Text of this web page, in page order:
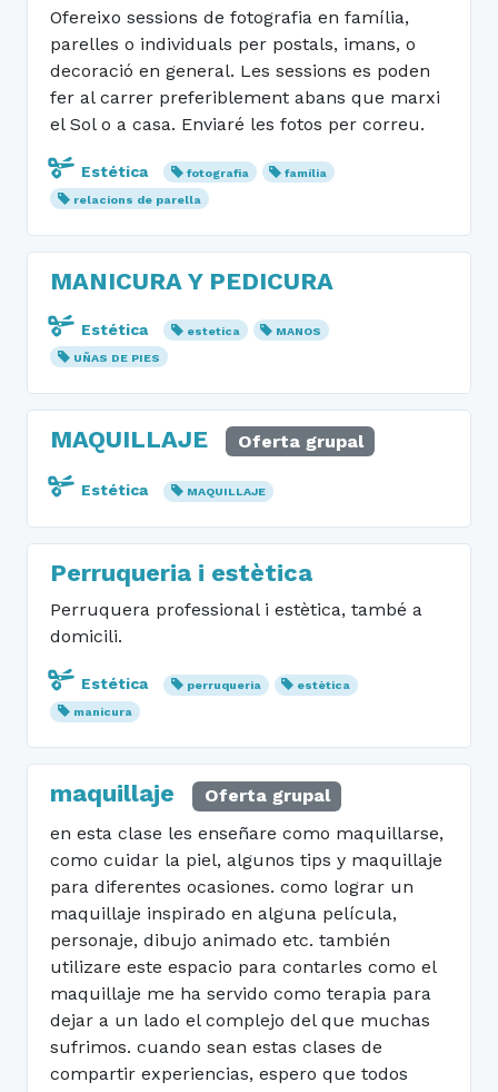
Ofereixo sessions de fotografia en família,
parelles o individuals per postals, imans, o
decoració en general. Les sessions es poden
fer al carrer preferiblement abans que marxi
el Sol o a casa. Enviaré les fotos per correu.
Estética fotografia
família
relacions de parella
MANICURA Y PEDICURA
Estética estetica
MANOS
UÑAS DE PIES
MAQUILLAJE Oferta grupal
Estética MAQUILLAJE
Perruqueria i estètica
Perruquera professional i estètica, també a
domicili.
Estética perruqueria
estètica
manicura
maquillaje
Oferta grupal
en esta clase les enseñare como maquillarse,
como cuidar la piel, algunos tips y maquillaje
para diferentes ocasiones. como lograr un
maquillaje inspirado en alguna película,
personaje, dibujo animado etc. también
utilizare este espacio para contarles como el
maquillaje me ha servido como terapia para
dejar a un lado el complejo del que muchas
sufrimos. cuando sean estas clases de
compartir experiencias, espero que todos